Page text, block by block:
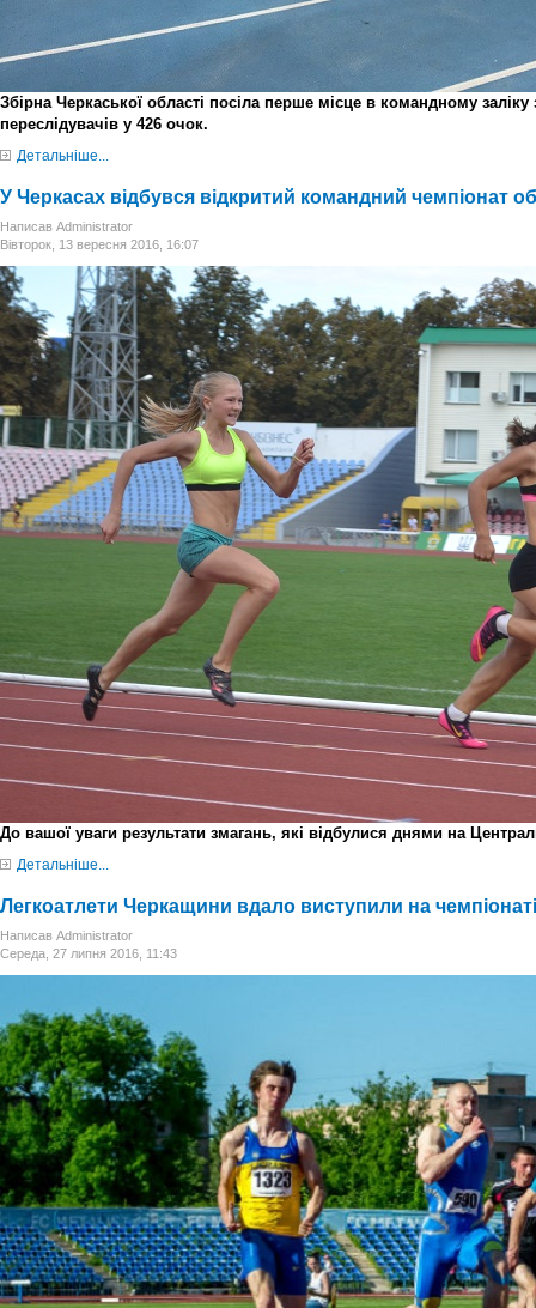
Збірна Черкаської області посіла перше місце в командному заліку
переслідувачів у 426 очок.
Детальніше...
У Черкасах відбувся відкритий командний чемпіонат
Написав Administrator
Вівторок, 13 вересня 2016, 16:07
До вашої уваги результати змагань, які відбулися днями на
Детальніше...
Легкоатлети Черкащини вдало виступили на
Написав Administrator
Середа, 27 липня 2016, 11:43